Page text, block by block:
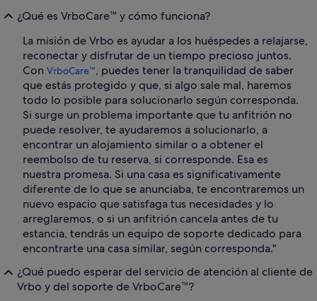
¿Qué es VrboCare™ y cómo funciona?
La misión de Vrbo es ayudar a los huéspedes a relajarse,
reconectar y disfrutar de un tiempo precioso juntos.
Con VrboCare™, puedes tener la tranquilidad de saber
que estás protegido y que, si algo sale mal, haremos
todo lo posible para solucionarlo según corresponda.
Si surge un problema importante que tu anfitrión no
puede resolver, te ayudaremos a solucionarlo, a
encontrar un alojamiento similar o a obtener el
reembolso de tu reserva, si corresponde. Esa es
nuestra promesa. Si una casa es significativamente
diferente de lo que se anunciaba, te encontraremos un
nuevo espacio que satisfaga tus necesidades y lo
arreglaremos, o si un anfitrión cancela antes de tu
estancia, tendrás un equipo de soporte dedicado para
encontrarte una casa similar, según corresponda."
¿Qué puedo esperar del servicio de atención al cliente de
Vrbo y del soporte de VrboCare™?